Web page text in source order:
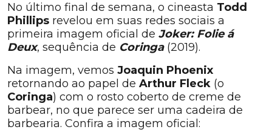
No último final de semana, o cineasta Todd
Phillips revelou em suas redes sociais a
primeira imagem oficial de Joker: Folie á
Deux, sequência de Coringa(2019).
Na imagem, vemos Joaquin Phoenix
retornando ao papel de Arthur Fleck (o
Coringa) com o rosto coberto de creme de
barbear, no que parece ser uma cadeira de
barbearia. Confira a imagem oficial: